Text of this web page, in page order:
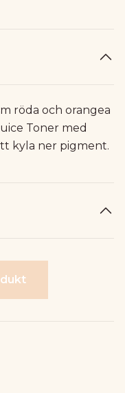
röda och orangea
Toner med
kyla ner pigment.